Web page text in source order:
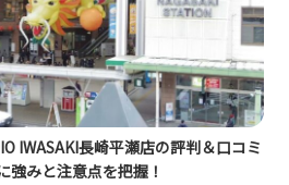
IWASAKI長崎平瀬店の評判＆口コミ
強みと注意点を把握！